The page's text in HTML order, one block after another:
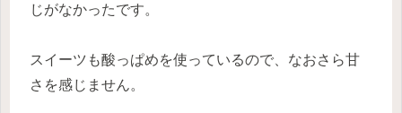
じがなかったです。
スイーツも酸っぱめを使っているので、なおさら甘
さを感じません。